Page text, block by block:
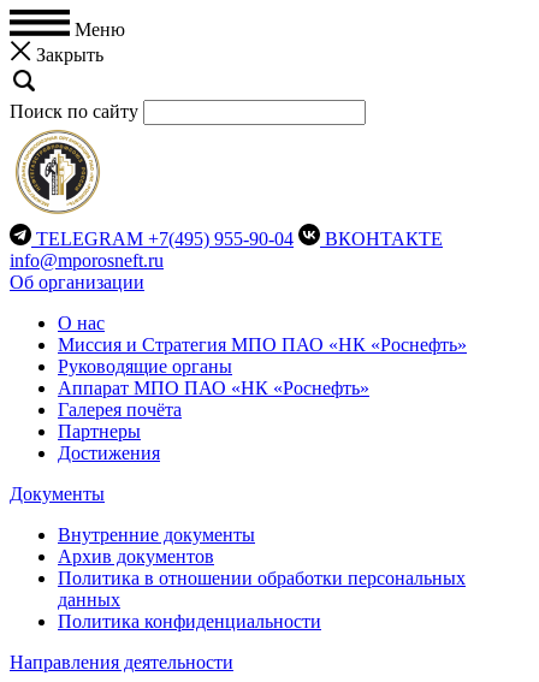
Меню
Закрыть
Поиск по сайту
TELEGRAM +7(495) 955-90-04
ВКОНТАКТЕ
info@mporosneft.ru
Об организации
О нас
Миссия и Стратегия МПО ПАО «НК «Роснефть»
Руководящие органы
Аппарат МПО ПАО «НК «Роснефть»
Галерея почёта
Партнеры
Достижения
Документы
Внутренние документы
Архив документов
Политика в отношении обработки персональных
данных
Политика конфиденциальности
Направления деятельности